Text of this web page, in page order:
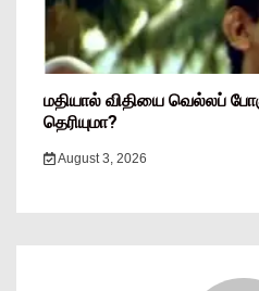
மதியால் விதியை வெல்லப்
தெரியுமா?
August 3, 2026